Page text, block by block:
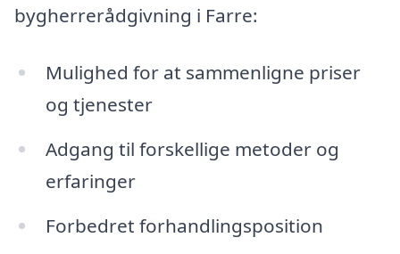
bygherrerådgivning i Farre:
Mulighed for at sammenligne priser
og tjenester
Adgang til forskellige metoder og
erfaringer
Forbedret forhandlingsposition